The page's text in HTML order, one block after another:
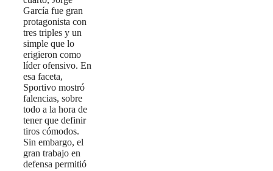
García fue gran
protagonista con
tres triples y un
simple que lo
erigieron como
líder ofensivo. En
esa faceta,
Sportivo mostró
falencias, sobre
todo a la hora de
tener que definir
tiros cómodos.
Sin embargo, el
gran trabajo en
defensa permitió